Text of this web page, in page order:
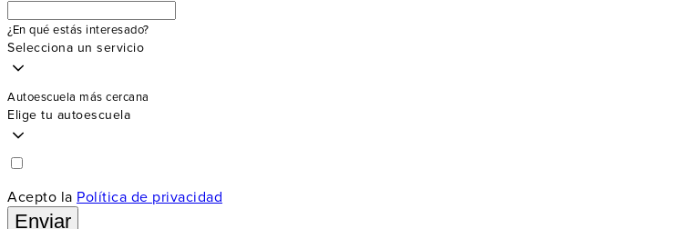
¿En qué estás interesado?
Selecciona un servicio
Autoescuela más cercana
Elige tu autoescuela
Acepto la Política de privacidad
Enviar